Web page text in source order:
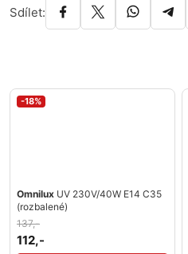
Sdílet:
-18%
Omnilux UV 230V/40W E14 C35
(rozbalené)
137,-
112,-